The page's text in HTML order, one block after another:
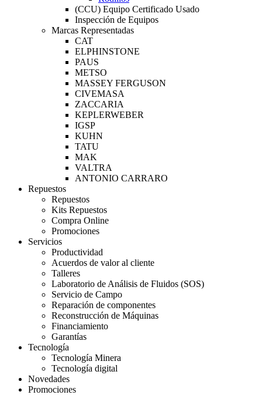
(CCU) Equipo Certificado Usado
Inspección de Equipos
Marcas Representadas
CAT
ELPHINSTONE
PAUS
METSO
MASSEY FERGUSON
CIVEMASA
ZACCARIA
KEPLERWEBER
IGSP
KUHN
TATU
MAK
VALTRA
ANTONIO CARRARO
Repuestos
Repuestos
Kits Repuestos
Compra Online
Promociones
Servicios
Productividad
Acuerdos de valor al cliente
Talleres
Laboratorio de Análisis de Fluidos (SOS)
Servicio de Campo
Reparación de componentes
Reconstrucción de Máquinas
Financiamiento
Garantías
Tecnología
Tecnología Minera
Tecnología digital
Novedades
Promociones